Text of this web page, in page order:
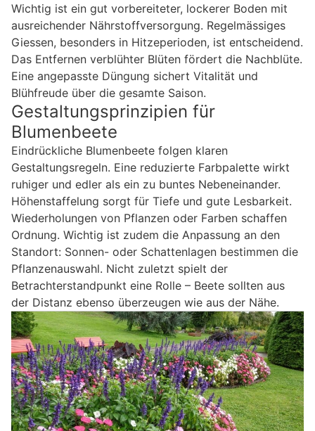
Wichtig ist ein gut vorbereiteter, lockerer Boden mit
ausreichender Nährstoffversorgung. Regelmässiges
Giessen, besonders in Hitzeperioden, ist entscheidend.
Das Entfernen verblühter Blüten fördert die Nachblüte.
Eine angepasste Düngung sichert Vitalität und
Blühfreude über die gesamte Saison.
Gestaltungsprinzipien für
Blumenbeete
Eindrückliche Blumenbeete folgen klaren
Gestaltungsregeln. Eine reduzierte Farbpalette wirkt
ruhiger und edler als ein zu buntes Nebeneinander.
Höhenstaffelung sorgt für Tiefe und gute Lesbarkeit.
Wiederholungen von Pflanzen oder Farben schaffen
Ordnung. Wichtig ist zudem die Anpassung an den
Standort: Sonnen- oder Schattenlagen bestimmen die
Pflanzenauswahl. Nicht zuletzt spielt der
Betrachterstandpunkt eine Rolle – Beete sollten aus
der Distanz ebenso überzeugen wie aus der Nähe.